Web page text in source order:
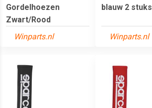
Gordelhoezen
Zwart/Rood
Winparts.nl
blauw 2 stuks
Winparts.nl